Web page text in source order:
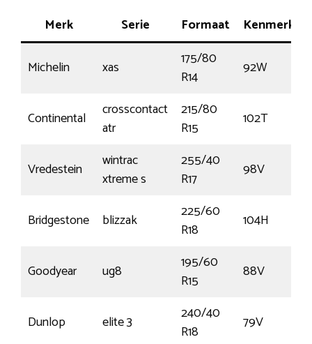
Merk Serie Formaat Kenmerk
Michelin xas
175/80
R14
92W
Continental
crosscontact
atr
215/80
R15
102T
Vredestein
wintrac
xtreme s
255/40
R17
98V
Bridgestone blizzak
225/60
R18
104H
Goodyear ug8
195/60
R15
88V
Dunlop elite 3
240/40
R18
79V